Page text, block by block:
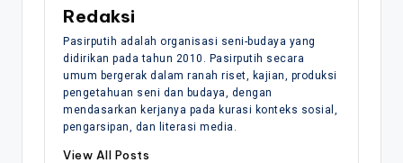
Redaksi
Pasirputih adalah organisasi seni-budaya yang
didirikan pada tahun 2010. Pasirputih secara
umum bergerak dalam ranah riset, kajian, produksi
pengetahuan seni dan budaya, dengan
mendasarkan kerjanya pada kurasi konteks sosial,
pengarsipan, dan literasi media.
View All Posts